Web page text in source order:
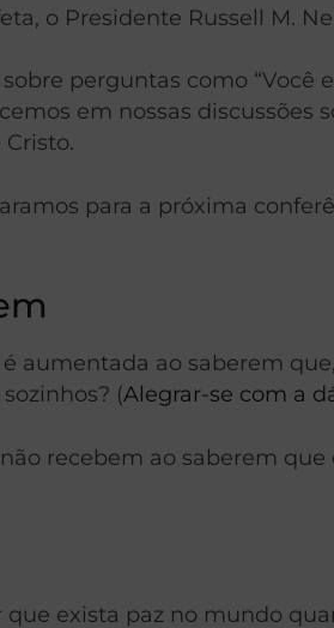
o Presidente Russell M.
perguntas como
em nossas
para a próxima
aumentada ao saberem
(Alegrar-se com a
recebem ao saberem
que exista paz no mundo